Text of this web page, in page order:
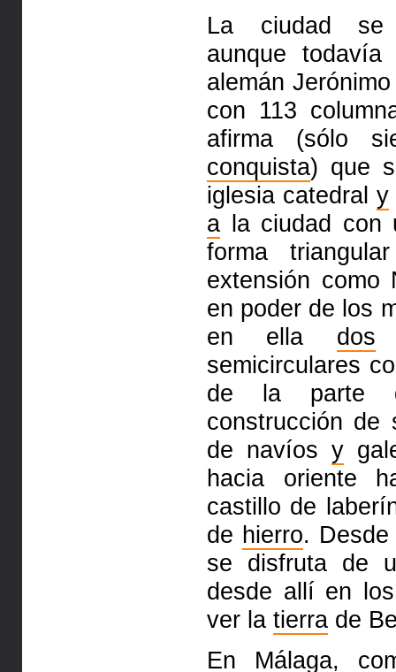
La ciudad se
aunque
alemán
con 113
afirma (sólo
conquista) que
iglesia catedral y
a la ciudad
forma
extensión como
en poder de los
en ella dos
semicirculares
de la parte
construcción de
de navíos y
hacia oriente
castillo de
de hierro.
se disfruta de
desde allí en
ver la tierra de
En Málaga,